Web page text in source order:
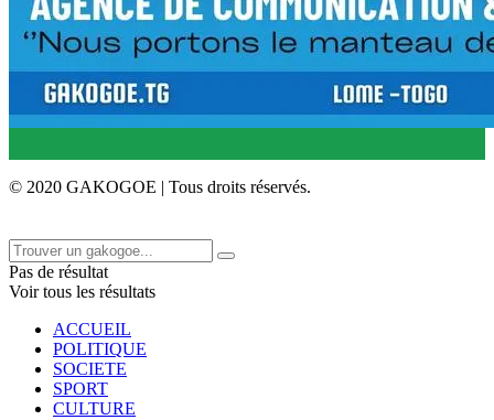
© 2020 GAKOGOE | Tous droits réservés.
Pas de résultat
Voir tous les résultats
ACCUEIL
POLITIQUE
SOCIETE
SPORT
CULTURE